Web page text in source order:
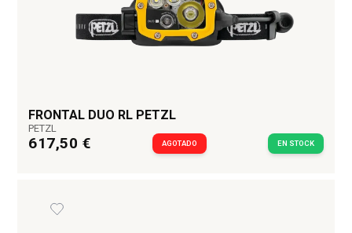
FRONTAL DUO RL PETZL
PETZL
617,50 € AGOTADO EN STOCK